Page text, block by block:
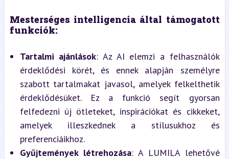
Mesterséges intelligencia által támogatott
funkciók:
Tartalmi ajánlások: Az AI elemzi a felhasználók
érdeklődési körét, és ennek alapján személyre
szabott tartalmakat javasol, amelyek felkelthetik
érdeklődésüket. Ez a funkció segít gyorsan
felfedezni új ötleteket, inspirációkat és cikkeket,
amelyek illeszkednek a stílusukhoz és
preferenciáikhoz.
Gyűjtemények létrehozása: A LUMILA lehetővé